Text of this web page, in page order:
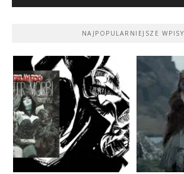
NAJPOPULARNIEJSZE WPISY